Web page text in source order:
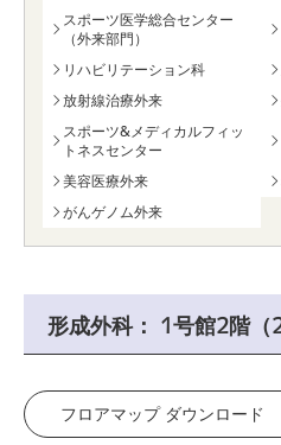
スポーツ医学総合センター
（外来部門）
リハビリテーション科
放射線治療外来
スポーツ&メディカルフィッ
トネスセンター
美容医療外来
がんゲノム外来
形成外科： 1号館2階（
フロアマップ ダウンロード